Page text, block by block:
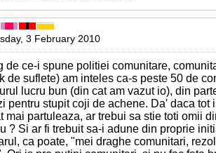
3 February 2010
de ce-i spune politiei comunitare,
de suflete) am inteles ca-s peste 50 de
lucru bun (din cat am vazut io), din
pentru stupit coji de achene. Da' daca tot
mai partuleaza, ar trebui sa stie toti omii
? Si ar fi trebuit sa-i adune din proprie
ca poate, "mei draghe comunitari,